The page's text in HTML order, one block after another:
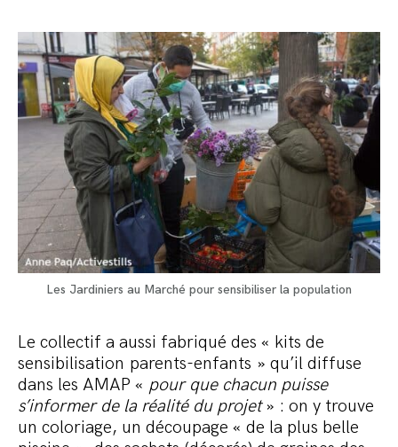
Les Jardiniers au Marché pour sensibiliser la population
Le collectif a aussi fabriqué des « kits de
sensibilisation parents-enfants » qu’il diffuse
dans les AMAP « pour que chacun puisse
s’informer de la réalité du projet » : on y trouve
un coloriage, un découpage « de la plus belle